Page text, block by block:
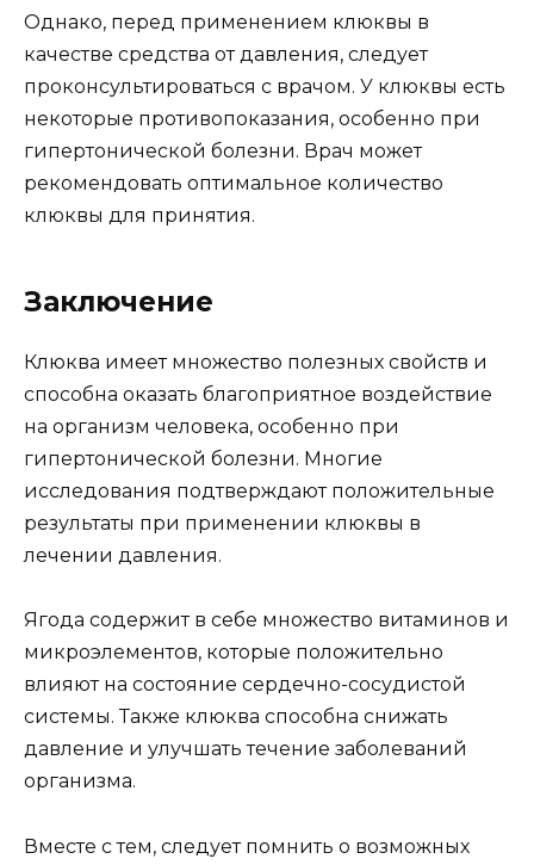
Однако, перед применением клюквы в
качестве средства от давления, следует
проконсультироваться с врачом. У клюквы есть
некоторые противопоказания, особенно при
гипертонической болезни. Врач может
рекомендовать оптимальное количество
клюквы для принятия.
Заключение
Клюква имеет множество полезных свойств и
способна оказать благоприятное воздействие
на организм человека, особенно при
гипертонической болезни. Многие
исследования подтверждают положительные
результаты при применении клюквы в
лечении давления.
Ягода содержит в себе множество витаминов и
микроэлементов, которые положительно
влияют на состояние сердечно-сосудистой
системы. Также клюква способна снижать
давление и улучшать течение заболеваний
организма.
Вместе с тем, следует помнить о возможных